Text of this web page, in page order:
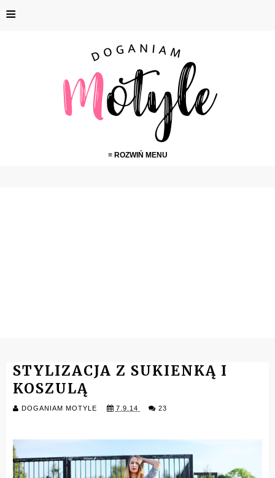
≡
≡ ROZWIŃ MENU
STYLIZACJA Z SUKIENKĄ I
KOSZULĄ
DOGANIAM MOTYLE 7.9.14 23